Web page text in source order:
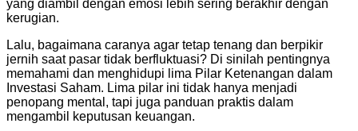
yang diambil dengan emosi lebih sering berakhir dengan
kerugian.
Lalu, bagaimana caranya agar tetap tenang dan berpikir
jernih saat pasar tidak berfluktuasi? Di sinilah pentingnya
memahami dan menghidupi lima Pilar Ketenangan dalam
Investasi Saham. Lima pilar ini tidak hanya menjadi
penopang mental, tapi juga panduan praktis dalam
mengambil keputusan keuangan.